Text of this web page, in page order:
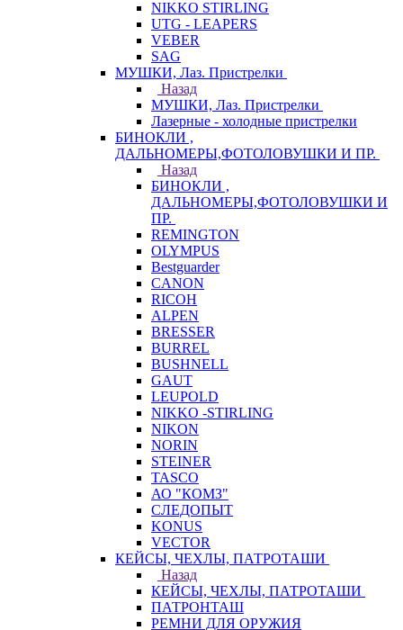
NIKKO STIRLING
UTG - LEAPERS
VEBER
SAG
МУШКИ, Лаз. Пристрелки
Назад
МУШКИ, Лаз. Пристрелки
Лазерные - холодные пристрелки
БИНОКЛИ ,
ДАЛЬНОМЕРЫ,ФОТОЛОВУШКИ И ПР.
Назад
БИНОКЛИ ,
ДАЛЬНОМЕРЫ,ФОТОЛОВУШКИ И
ПР.
REMINGTON
OLYMPUS
Bestguarder
CANON
RICOH
ALPEN
BRESSER
BURREL
BUSHNELL
GAUT
LEUPOLD
NIKKO -STIRLING
NIKON
NORIN
STEINER
TASCO
АО "КОМЗ"
СЛЕДОПЫТ
KONUS
VECTOR
КЕЙСЫ, ЧЕХЛЫ, ПАТРОТАШИ
Назад
КЕЙСЫ, ЧЕХЛЫ, ПАТРОТАШИ
ПАТРОНТАШ
РЕМНИ ДЛЯ ОРУЖИЯ